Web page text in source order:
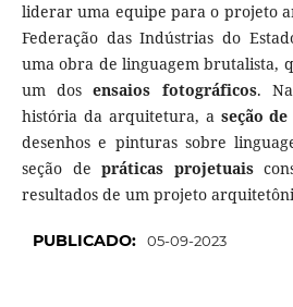
liderar uma equipe para o projeto
Federação das Indústrias do
uma obra de linguagem brutalista,
um dosensaios fotográficos.
história da arquitetura, a seção
desenhos e pinturas sobre
seção depráticas projetuais
resultados de um projeto
PUBLICADO: 05-09-2023